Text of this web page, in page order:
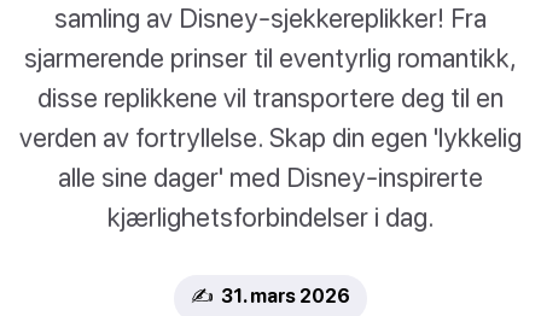
samling av Disney-sjekkereplikker! Fra
sjarmerende prinser til eventyrlig romantikk,
disse replikkene vil transportere deg til en
verden av fortryllelse. Skap din egen 'lykkelig
alle sine dager' med Disney-inspirerte
kjærlighetsforbindelser i dag.
✍️ 31. mars 2026